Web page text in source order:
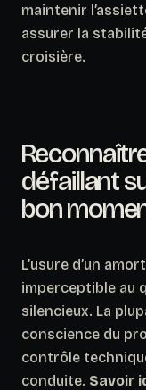
maintenir
assurer la
croisière.
défaillant
bon
L’usure d’un
imperceptible au
silencieux. La
conscience du
contrôle
conduite. Savoir